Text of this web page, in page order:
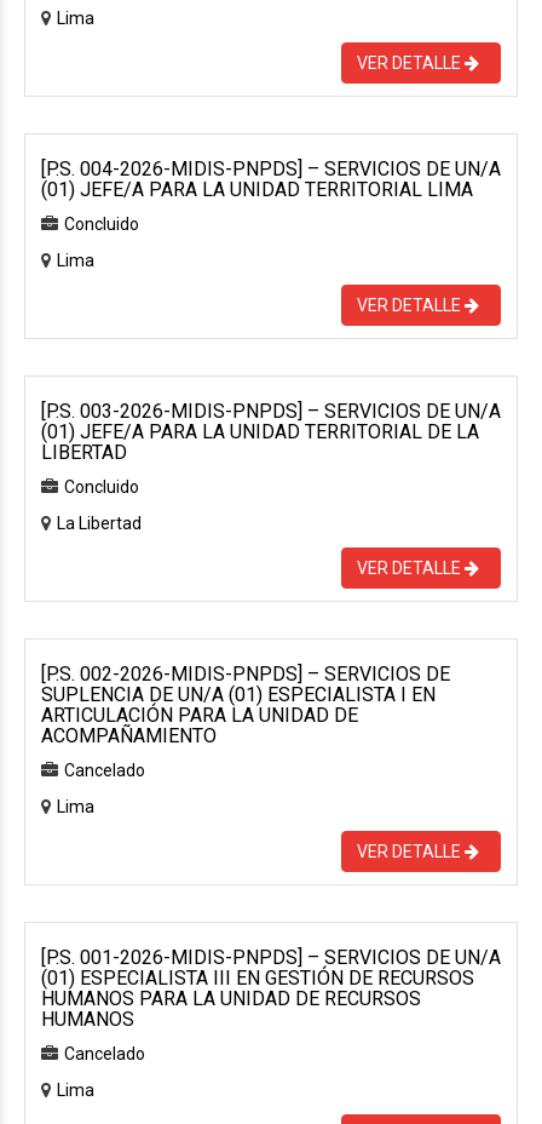
Lima
VER DETALLE
[P.S. 004-2026-MIDIS-PNPDS] – SERVICIOS DE UN/A
(01) JEFE/A PARA LA UNIDAD TERRITORIAL LIMA
Concluido
Lima
VER DETALLE
[P.S. 003-2026-MIDIS-PNPDS] – SERVICIOS DE UN/A
(01) JEFE/A PARA LA UNIDAD TERRITORIAL DE LA
LIBERTAD
Concluido
La Libertad
VER DETALLE
[P.S. 002-2026-MIDIS-PNPDS] – SERVICIOS DE
SUPLENCIA DE UN/A (01) ESPECIALISTA I EN
ARTICULACIÓN PARA LA UNIDAD DE
ACOMPAÑAMIENTO
Cancelado
Lima
VER DETALLE
[P.S. 001-2026-MIDIS-PNPDS] – SERVICIOS DE UN/A
(01) ESPECIALISTA III EN GESTIÓN DE RECURSOS
HUMANOS PARA LA UNIDAD DE RECURSOS
HUMANOS
Cancelado
Lima